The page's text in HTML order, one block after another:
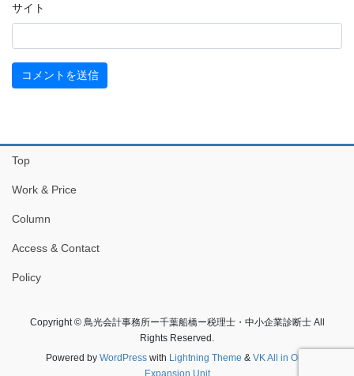
サイト
Top
Work & Price
Column
Access & Contact
Policy
Copyright © 鳥光会計事務所ー千葉船橋ー税理士・中小企業診断士 All
Rights Reserved.
Powered by WordPresswith Lightning Theme & VK All in One